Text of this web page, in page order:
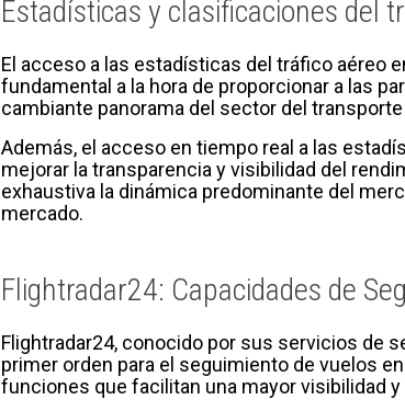
Estadísticas y clasificaciones del
El acceso a las estadísticas del tráfico aéreo
fundamental a la hora de proporcionar a las
cambiante panorama del sector del
Además, el acceso en tiempo real a las
mejorar la transparencia y visibilidad del
exhaustiva la dinámica predominante del
mercado.
Flightradar24: Capacidades de
Flightradar24, conocido por sus servicios de
primer orden para el seguimiento de vuelos
funciones que facilitan una mayor visibilidad